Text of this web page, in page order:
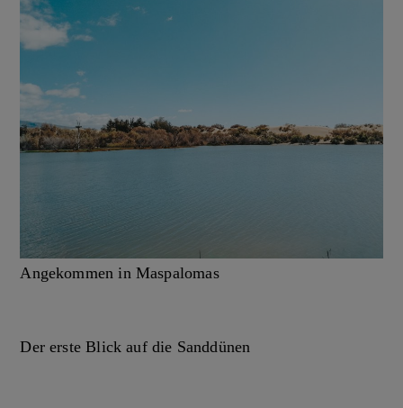
Angekommen in Maspalomas
Der erste Blick auf die Sanddünen